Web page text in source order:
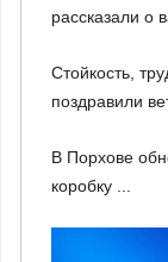
рассказали о
Стойкость,
поздравили
В Порхове
коробку ...